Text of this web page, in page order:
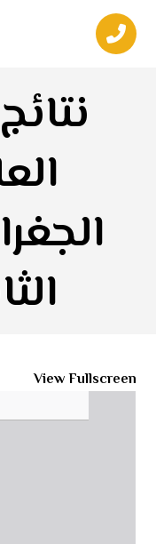
View Fullscreen